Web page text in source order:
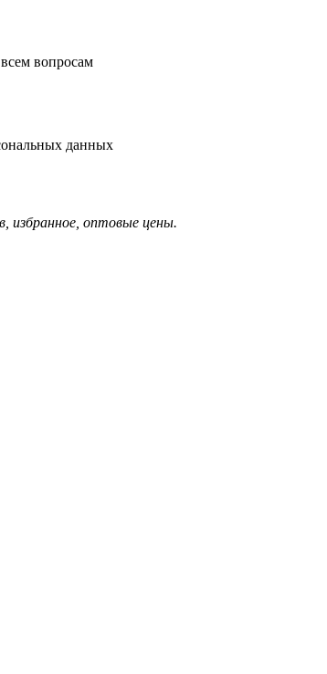
вопросам
данных
избранное, оптовые цены.